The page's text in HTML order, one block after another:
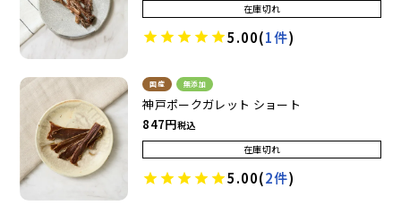
在庫切れ
5.00(1件)
国産 無添加
神戸ポークガレット ショート
847
税込
在庫切れ
5.00(2件)